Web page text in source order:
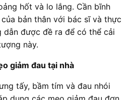
hốt và lo lắng. Cần bĩnh
bản thân với bác sĩ và thực
dẫn được đề ra để có thể cải
này.
giảm đau tại nhà
tấy, bầm tím và đau nhói